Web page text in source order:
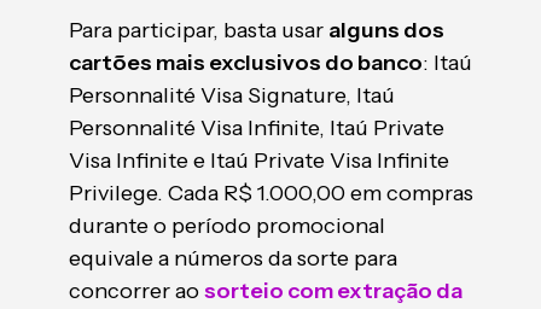
Para participar, basta usar alguns dos
cartões mais exclusivos do banco: Itaú
Personnalité Visa Signature, Itaú
Personnalité Visa Infinite, Itaú Private
Visa Infinite e Itaú Private Visa Infinite
Privilege. Cada R$ 1.000,00 em compras
durante o período promocional
equivale a números da sorte para
concorrer aosorteio com extração da